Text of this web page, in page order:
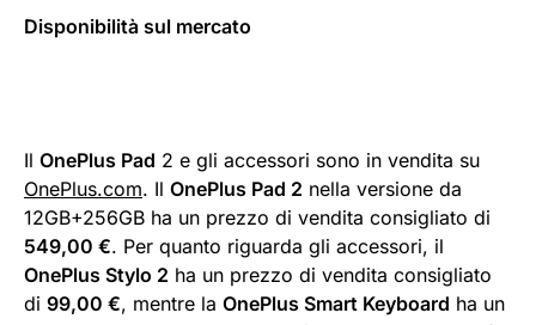
Disponibilità sul mercato
Il OnePlus Pad 2 e gli accessori sono in vendita su
OnePlus.com. Il OnePlus Pad 2 nella versione da
12GB+256GB ha un prezzo di vendita consigliato di
549,00 €. Per quanto riguarda gli accessori, il
OnePlus Stylo 2 ha un prezzo di vendita consigliato
di 99,00 €, mentre la OnePlus Smart Keyboard ha un